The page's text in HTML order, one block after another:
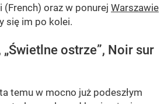
oraz w ponurej Warszawie
się im po kolei.
ostrze”, Noir sur
temu w mocno już podeszłym